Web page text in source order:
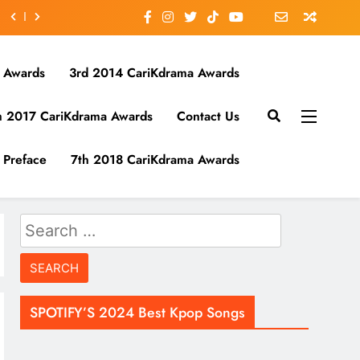
3rd 2014 CariKdrama Awards
2017 CariKdrama Awards Contact Us
Preface 7th 2018 CariKdrama Awards
Search
for:
SPOTIFY’S 2024 Best Kpop Songs